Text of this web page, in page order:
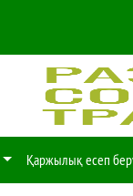
Қаржылық есеп